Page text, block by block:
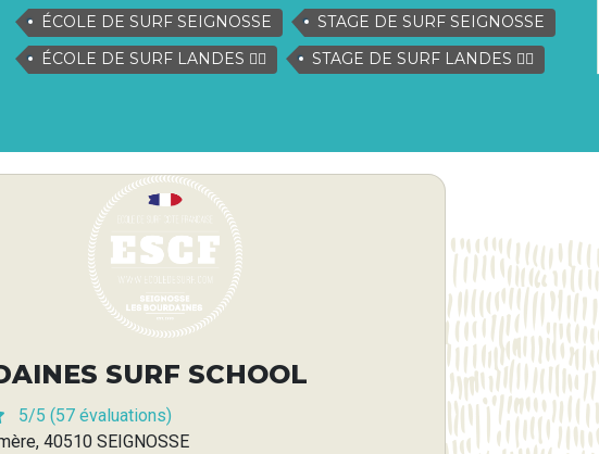
ÉCOLE DE SURF SEIGNOSSE
STAGE DE SURF SEIGNOSSE
ÉCOLE DE SURF LANDES 🏄‍♂️
STAGE DE SURF LANDES 🏄‍♂️
SURF SCHOOL
5/5 (57 évaluations)
40510 SEIGNOSSE